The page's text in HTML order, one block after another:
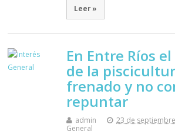
Leer »
En Entre Ríos
de la
frenado y no
repuntar
admin 23 de
General